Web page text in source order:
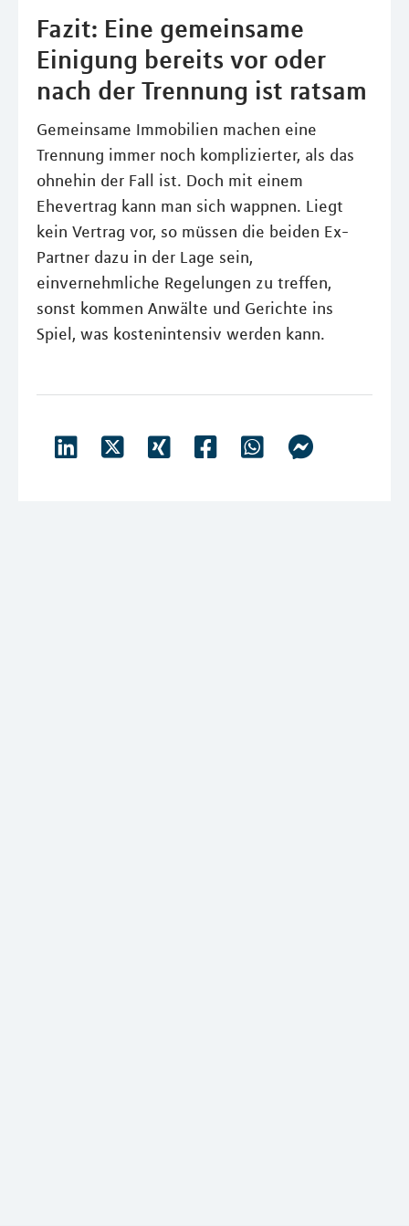
Fazit: Eine gemeinsame
Einigung bereits vor oder
nach der Trennung ist ratsam
Gemeinsame Immobilien machen eine
Trennung immer noch komplizierter, als das
ohnehin der Fall ist. Doch mit einem
Ehevertrag kann man sich wappnen. Liegt
kein Vertrag vor, so müssen die beiden Ex-
Partner dazu in der Lage sein,
einvernehmliche Regelungen zu treffen,
sonst kommen Anwälte und Gerichte ins
Spiel, was kostenintensiv werden kann.